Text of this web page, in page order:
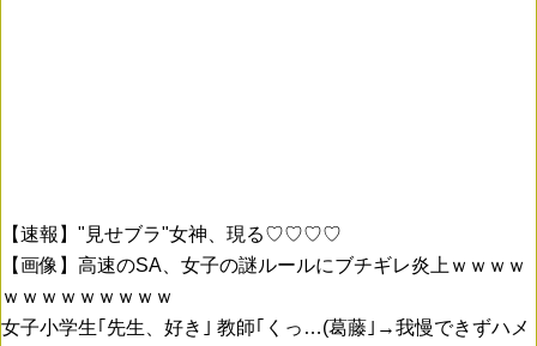
【速報】"見せブラ"女神、現る♡♡♡♡
【画像】高速のSA、女子の謎ルールにブチギレ炎上ｗｗｗｗ
ｗｗｗｗｗｗｗｗｗ
女子小学生｢先生、好き｣ 教師｢くっ…(葛藤｣→我慢できずハメ